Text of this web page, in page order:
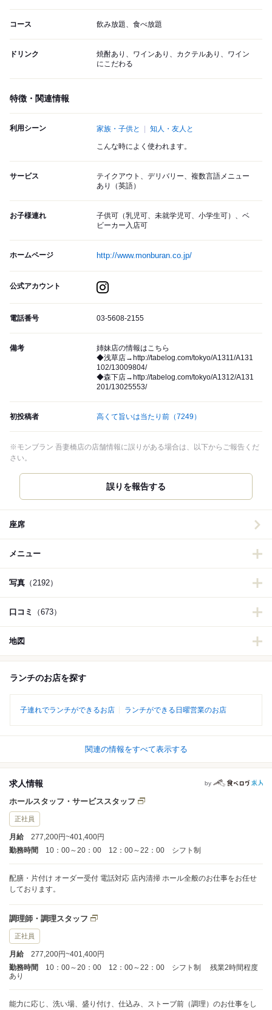
コース 飲み放題、食べ放題
ドリンク
焼酎あり、ワインあり、カクテルあり、ワイン
にこだわる
特徴・関連情報
利用シーン 家族・子供と 知人・友人と
こんな時によく使われます。
サービス
テイクアウト、デリバリー、複数言語メニュー
あり（英語）
お子様連れ
子供可（乳児可、未就学児可、小学生可）、ベ
ビーカー入店可
ホームページ http://www.monburan.co.jp/
公式アカウント
電話番号 03-5608-2155
備考
姉妹店の情報はこちら
◆浅草店→http://tabelog.com/tokyo/A1311/A131
102/13009804/
◆森下店→http://tabelog.com/tokyo/A1312/A131
201/13025553/
初投稿者 高くて旨いは当たり前 （7249）
※モンブラン 吾妻橋店の店舗情報に誤りがある場合は、以下からご報告くだ
さい。
誤りを報告する
座席
メニュー
写真 （2192）
口コミ （673）
地図
ランチのお店を探す
子連れでランチができるお店 ランチができる日曜営業のお店
関連の情報をすべて表示する
求人情報 by
ホールスタッフ・サービススタッフ
正社員
月給
277,200円~401,400円
勤務時間
10：00～20：00 12：00～22：00 シフト制
配膳・片付け オーダー受付 電話対応 店内清掃 ホール全般のお仕事をお任せ
しております。
調理師・調理スタッフ
正社員
月給
277,200円~401,400円
勤務時間
10：00～20：00 12：00～22：00 シフト制 残業2時間程度
あり
能力に応じ、洗い場、盛り付け、仕込み、ストーブ前（調理）のお仕事をし